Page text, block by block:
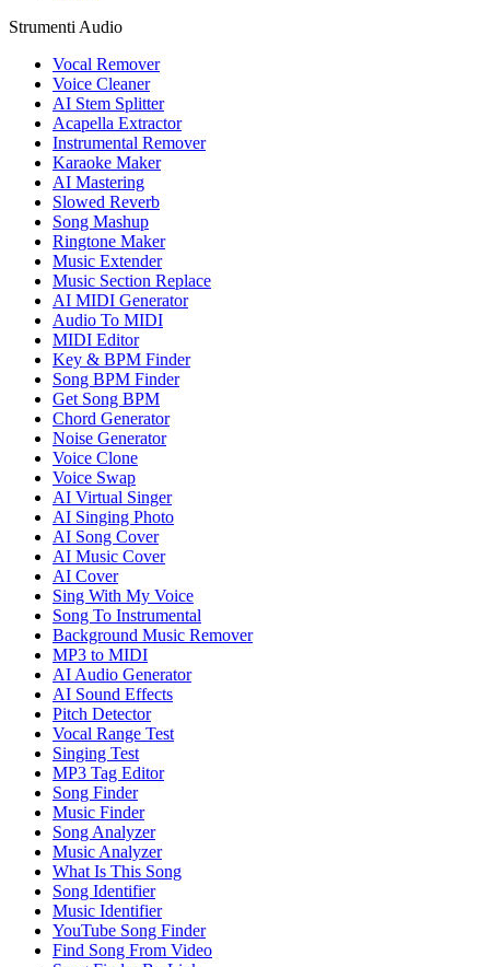
Strumenti Audio
Vocal Remover
Voice Cleaner
AI Stem Splitter
Acapella Extractor
Instrumental Remover
Karaoke Maker
AI Mastering
Slowed Reverb
Song Mashup
Ringtone Maker
Music Extender
Music Section Replace
AI MIDI Generator
Audio To MIDI
MIDI Editor
Key & BPM Finder
Song BPM Finder
Get Song BPM
Chord Generator
Noise Generator
Voice Clone
Voice Swap
AI Virtual Singer
AI Singing Photo
AI Song Cover
AI Music Cover
AI Cover
Sing With My Voice
Song To Instrumental
Background Music Remover
MP3 to MIDI
AI Audio Generator
AI Sound Effects
Pitch Detector
Vocal Range Test
Singing Test
MP3 Tag Editor
Song Finder
Music Finder
Song Analyzer
Music Analyzer
What Is This Song
Song Identifier
Music Identifier
YouTube Song Finder
Find Song From Video